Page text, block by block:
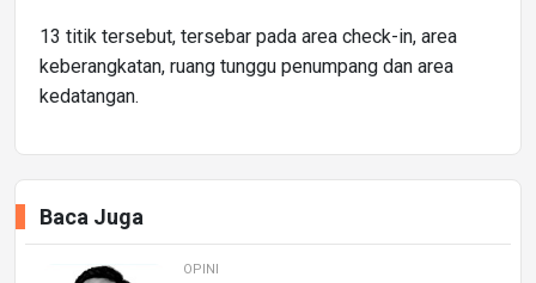
13 titik tersebut, tersebar pada area check-in, area
keberangkatan, ruang tunggu penumpang dan area
kedatangan.
Baca Juga
OPINI